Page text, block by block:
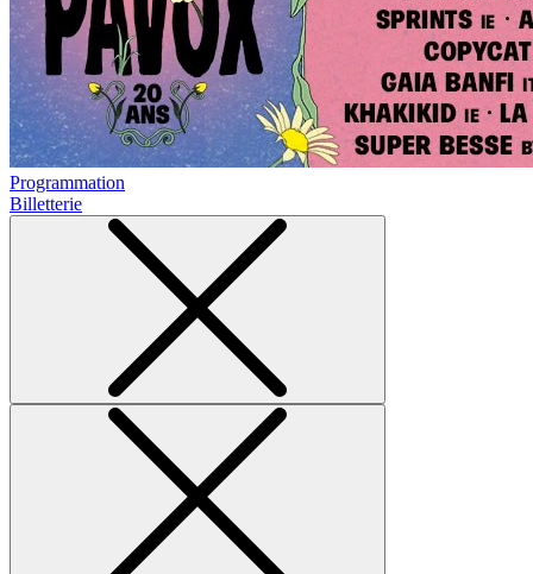
Programmation
Billetterie